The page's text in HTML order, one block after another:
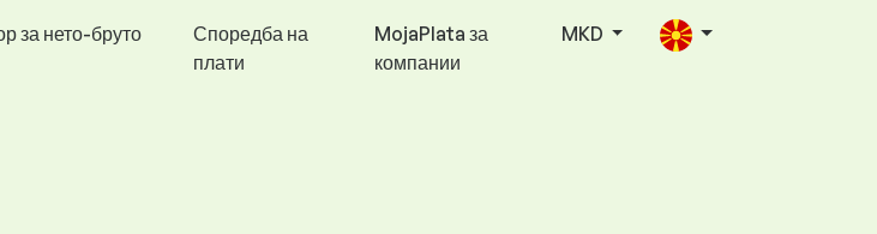
за нето-бруто
Споредба на
плати
MojaPlata за
компании
MKD